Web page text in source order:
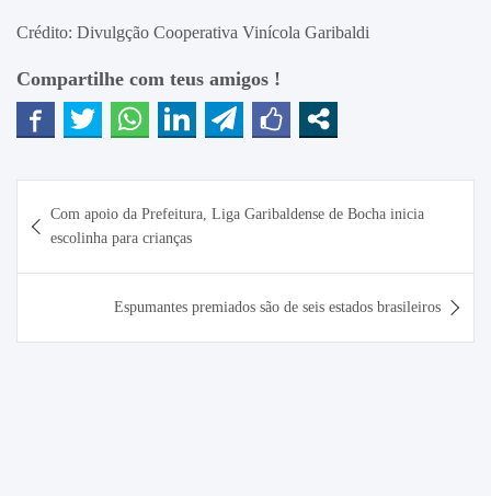
Crédito: Divulgção Cooperativa Vinícola Garibaldi
Compartilhe com teus amigos !
de
Post
Com apoio da Prefeitura, Liga Garibaldense de Bocha inicia
escolinha para crianças
Espumantes premiados são de seis estados brasileiros